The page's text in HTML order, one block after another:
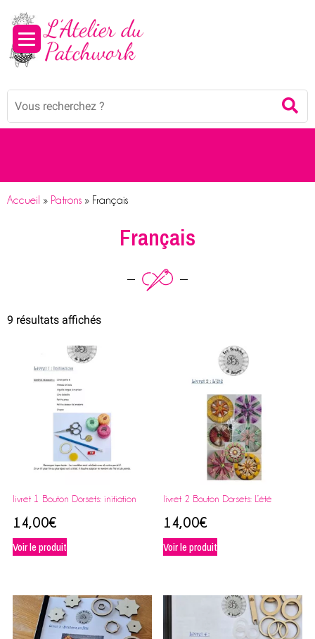
Mots
Accueil » Patrons » Français
Français
9 résultats affichés
livret 1 Bouton Dorsets: initiation
14,00€
Voir le produit
livret 2 Bouton Dorsets: L’été
14,00€
Voir le produit
Panneau de gestion des cookies